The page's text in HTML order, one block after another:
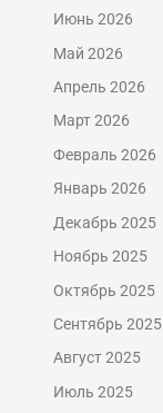
Июнь 2026
Май 2026
Апрель 2026
Март 2026
Февраль 2026
Январь 2026
Декабрь 2025
Ноябрь 2025
Октябрь 2025
Сентябрь 2025
Август 2025
Июль 2025